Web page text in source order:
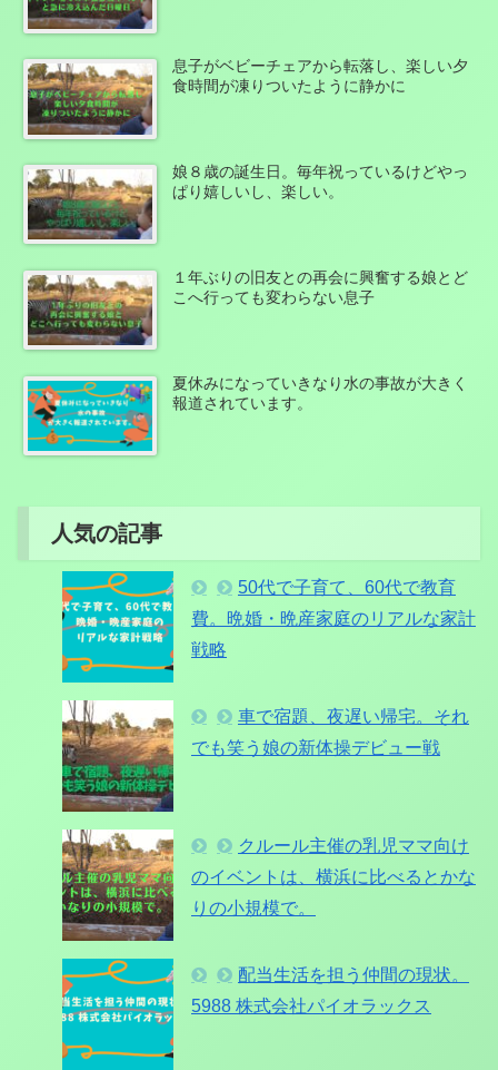
息子がベビーチェアから転落し、楽しい夕
食時間が凍りついたように静かに
娘８歳の誕生日。毎年祝っているけどやっ
ぱり嬉しいし、楽しい。
１年ぶりの旧友との再会に興奮する娘とど
こへ行っても変わらない息子
夏休みになっていきなり水の事故が大きく
報道されています。
人気の記事
50代で子育て、60代で教育
費。晩婚・晩産家庭のリアルな家計
戦略
車で宿題、夜遅い帰宅。それ
でも笑う娘の新体操デビュー戦
クルール主催の乳児ママ向け
のイベントは、横浜に比べるとかな
りの小規模で。
配当生活を担う仲間の現状。
5988 株式会社パイオラックス